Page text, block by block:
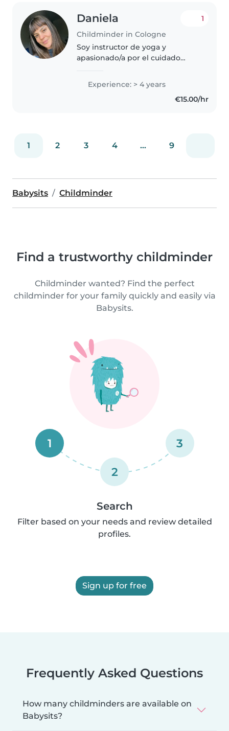
Daniela
Childminder in Cologne
1
Soy instructor de yoga y
apasionado/a por el cuidado
experiencia en todas las edades.
Me encanta leer, hacer
manualidades, música y juegos
Experience: > 4 years
€15.00/hr
1 2 3 4 ... 9
Babysits Childminder
Find a trustworthy childminder
Childminder wanted? Find the perfect
childminder for your family quickly and easily via
Babysits.
1
2
3
Search
Filter based on your needs and review detailed
profiles.
Sign up for free
Frequently Asked Questions
How many childminders are available on
Babysits?